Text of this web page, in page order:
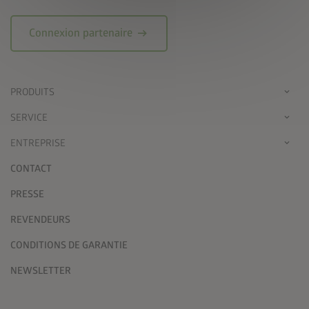
Connexion partenaire arrow_right_alt
PRODUITS
SERVICE
ENTREPRISE
CONTACT
PRESSE
REVENDEURS
CONDITIONS DE GARANTIE
NEWSLETTER